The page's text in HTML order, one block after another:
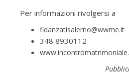
Per informazioni rivolgersi a
fidanzatisalerno@wwme.it
348 8930112